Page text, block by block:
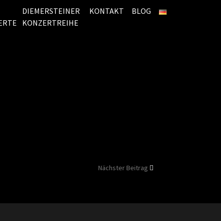
DIEMERSTEINER
KONZERTREIHE
KONTAKT BLOG
Nächster Beitrag